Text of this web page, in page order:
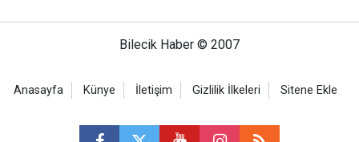
Bilecik Haber © 2007
Anasayfa Künye İletişim Gizlilik İlkeleri Sitene Ekle